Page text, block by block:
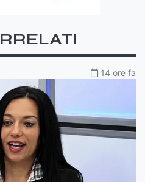
14 ore fa